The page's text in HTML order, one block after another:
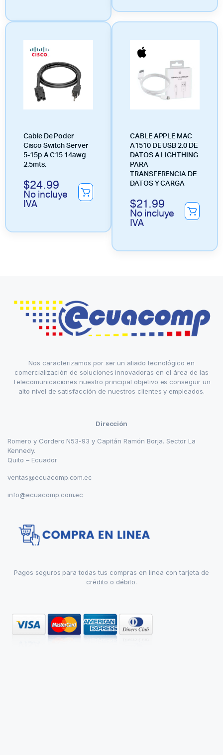
Cable De Poder
Cisco Switch Server
5-15p A C15 14awg
2.5mts.
$24.99
No incluye
IVA
CABLE APPLE MAC
A1510 DE USB 2.0 DE
DATOS A LIGHTHING
PARA
TRANSFERENCIA DE
DATOS Y CARGA
$21.99
No incluye
IVA
Nos caracterizamos por ser un aliado tecnológico en
comercialización de soluciones innovadoras en el área de las
Telecomunicaciones nuestro principal objetivo es conseguir un
alto nivel de satisfacción de nuestros clientes y empleados.
Dirección
Romero y Cordero N53-93 y Capitán Ramón Borja. Sector La
Kennedy.
Quito – Ecuador
ventas@ecuacomp.com.ec
info@ecuacomp.com.ec
Pagos seguros para todas tus compras en linea con tarjeta de
crédito o débito.